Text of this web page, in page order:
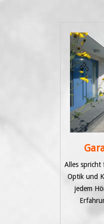
Alles spricht
Optik und
jedem